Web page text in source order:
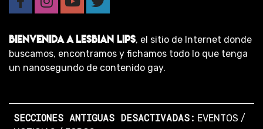
BIENVENIDA A LESBIAN LIPS, el sitio de Internet donde
buscamos, encontramos y fichamos todo lo que tenga
un nanosegundo de contenido gay.
SECCIONES ANTIGUAS DESACTIVADAS: EVENTOS /